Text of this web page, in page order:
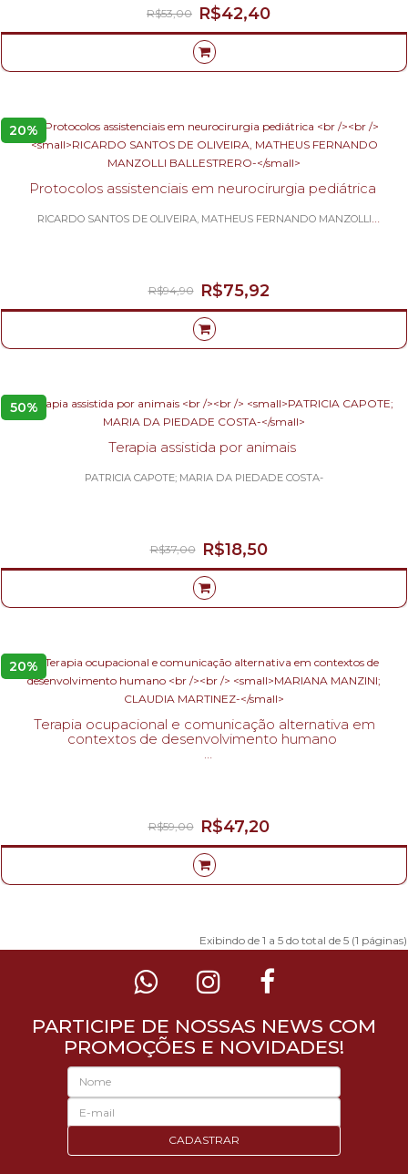
R$42,40
R$53,00
20%
Protocolos assistenciais em neurocirurgia pediátrica
RICARDO SANTOS DE OLIVEIRA, MATHEUS FERNANDO MANZOLLI
R$75,92
R$94,90
50%
Terapia assistida por animais
PATRICIA CAPOTE; MARIA DA PIEDADE COSTA-
R$18,50
R$37,00
20%
Terapia ocupacional e comunicação alternativa em
contextos de desenvolvimento humano
R$47,20
R$59,00
Exibindo de 1 a 5 do total de 5 (1 páginas)
PARTICIPE DE NOSSAS NEWS COM
PROMOÇÕES E NOVIDADES!
CADASTRAR